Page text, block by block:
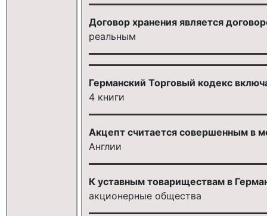
Договор хранения является
реальным
Германский Торговый кодекс
4 книги
Акцепт считается совершенным в
Англии
К уставным товариществам в
акционерные общества